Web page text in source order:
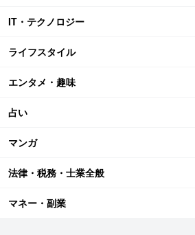
IT・テクノロジー
ライフスタイル
エンタメ・趣味
占い
マンガ
法律・税務・士業全般
マネー・副業